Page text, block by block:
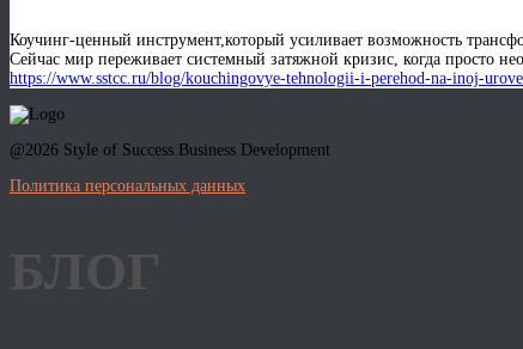
Коучинг-ценный инструмент,который усиливает возможность
Сейчас мир переживает системный затяжной кризис, когда просто
https://www.sstcc.ru/blog/kouchingovye-tehnologii-i-perehod-na-inoj-
@2026 Style of Success.Business Development
Политика персональных данных
БЛОГ